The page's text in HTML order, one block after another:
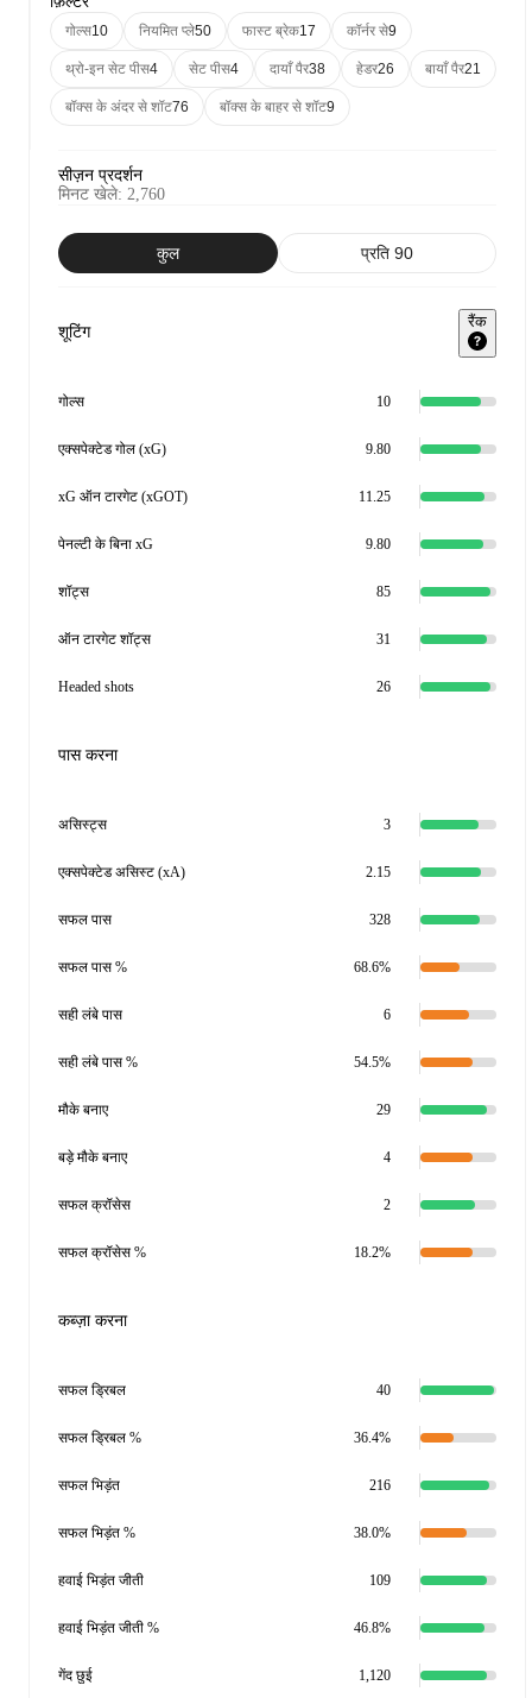
गोल्स10 नियमित प्ले50 फास्ट ब्रेक17 कॉर्नर से9
थ्रो-इन सेट पीस4 सेट पीस4 दायाँ पैर38 हेडर26 बायाँ पैर21
बॉक्स के अंदर से शॉट76 बॉक्स के बाहर से शॉट9
सीज़न प्रदर्शन
मिनट खेले: 2,760
कुल प्रति 90
शूटिंग
रैंक
गोल्स 10
एक्सपेक्टेड गोल (xG) 9.80
xG ऑन टारगेट (xGOT) 11.25
पेनल्टी के बिना xG 9.80
शॉट्स 85
ऑन टारगेट शॉट्स 31
Headed shots 26
पास करना
असिस्ट्स 3
एक्सपेक्टेड असिस्ट (xA) 2.15
सफल पास 328
सफल पास % 68.6%
सही लंबे पास 6
सही लंबे पास % 54.5%
मौके बनाए 29
बड़े मौके बनाए 4
सफल क्रॉसेस 2
सफल क्रॉसेस % 18.2%
कब्ज़ा करना
सफल ड्रिबल 40
सफल ड्रिबल % 36.4%
सफल भिड़ंत 216
सफल भिड़ंत % 38.0%
हवाई भिड़ंत जीती 109
हवाई भिड़ंत जीती % 46.8%
गेंद छुई 1,120